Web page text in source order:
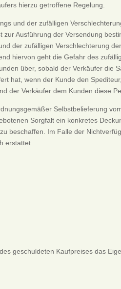
hierzu getroffene Regelung.
und der zufälligen
Ausführung der Versendung
der zufälligen Verschlechterung
hiervon geht die Gefahr des
über, sobald der Verkäufer die
hat, wenn der Kunde den
der Verkäufer dem Kunden diese
Selbstbelieferung
Sorgfalt ein konkretes
beschaffen. Im Falle der
erstattet.
geschuldeten Kaufpreises das